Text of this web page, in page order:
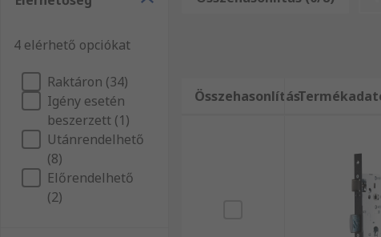
átfogó választékát. Weboldalunkon Elektromos
4 elérhető opciókat
Raktáron (34)
Igény esetén
beszerzett (1)
Utánrendelhető
(8)
Előrendelhető
(2)
Összehasonlítás